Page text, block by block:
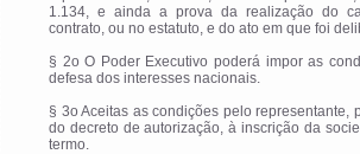
1.134, e ainda a prova da realização do
contrato, ou no estatuto, e do ato em que foi
§ 2o O Poder Executivo poderá impor as
defesa dos interesses nacionais.
§ 3o Aceitas as condições pelo representante,
do decreto de autorização, à inscrição da
termo.